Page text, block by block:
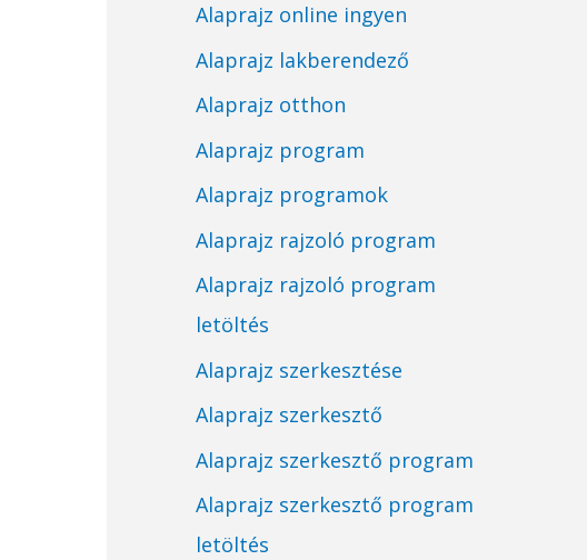
Alaprajz online ingyen
Alaprajz lakberendező
Alaprajz otthon
Alaprajz program
Alaprajz programok
Alaprajz rajzoló program
Alaprajz rajzoló program
letöltés
Alaprajz szerkesztése
Alaprajz szerkesztő
Alaprajz szerkesztő program
Alaprajz szerkesztő program
letöltés